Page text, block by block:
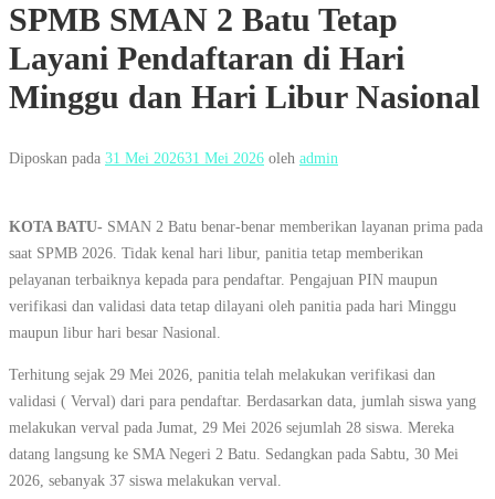
SPMB SMAN 2 Batu Tetap
Layani Pendaftaran di Hari
Minggu dan Hari Libur Nasional
Diposkan pada 31 Mei 202631 Mei 2026 oleh admin
KOTA BATU- SMAN 2 Batu benar-benar memberikan layanan prima pada
saat SPMB 2026. Tidak kenal hari libur, panitia tetap memberikan
pelayanan terbaiknya kepada para pendaftar. Pengajuan PIN maupun
verifikasi dan validasi data tetap dilayani oleh panitia pada hari Minggu
maupun libur hari besar Nasional.
Terhitung sejak 29 Mei 2026, panitia telah melakukan verifikasi dan
validasi ( Verval) dari para pendaftar. Berdasarkan data, jumlah siswa yang
melakukan verval pada Jumat, 29 Mei 2026 sejumlah 28 siswa. Mereka
datang langsung ke SMA Negeri 2 Batu. Sedangkan pada Sabtu, 30 Mei
2026, sebanyak 37 siswa melakukan verval.